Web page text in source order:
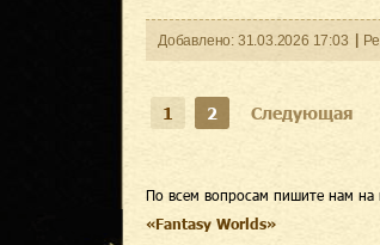
Добавленo: 31.03.2026 17:03
1 2 Следующая
По всем вопросам пишите нам на
«Fantasy Worlds»